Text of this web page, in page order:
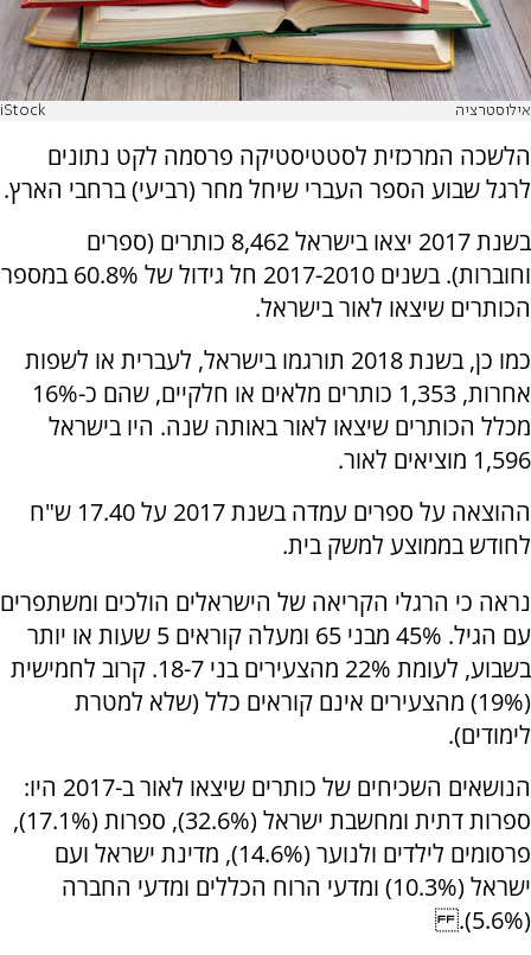
אילוסטרציה iStock
הלשכה המרכזית לסטטיסטיקה פרסמה לקט נתונים
לרגל שבוע הספר העברי שיחל מחר (רביעי) ברחבי הארץ.
בשנת 2017 יצאו בישראל 8,462 כותרים (ספרים
וחוברות). בשנים 2017-2010 חל גידול של 60.8% במספר
הכותרים שיצאו לאור בישראל.
כמו כן, בשנת 2018 תורגמו בישראל, לעברית או לשפות
אחרות, 1,353 כותרים מלאים או חלקיים, שהם כ-16%
מכלל הכותרים שיצאו לאור באותה שנה. היו בישראל
1,596 מוציאים לאור.
ההוצאה על ספרים עמדה בשנת 2017 על 17.40 ש"ח
לחודש בממוצע למשק בית.
נראה כי הרגלי הקריאה של הישראלים הולכים ומשתפרים
עם הגיל. 45% מבני 65 ומעלה קוראים 5 שעות או יותר
בשבוע, לעומת 22% מהצעירים בני 18-7. קרוב לחמישית
(19%) מהצעירים אינם קוראים כלל (שלא למטרת
לימודים).
הנושאים השכיחים של כותרים שיצאו לאור ב-2017 היו:
ספרות דתית ומחשבת ישראל (32.6%), ספרות (17.1%),
פרסומים לילדים ולנוער (14.6%), מדינת ישראל ועם
ישראל (10.3%) ומדעי הרוח הכללים ומדעי החברה
(5.6%).